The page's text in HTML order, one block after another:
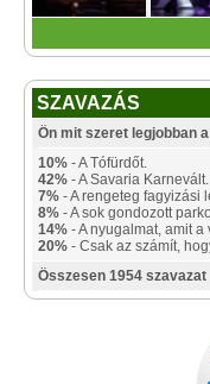
SZAVAZÁS
Ön mit szeret legjobban
10% - A Tófürdőt.
42% - A Savaria Karnevált.
7% - A rengeteg fagyizási
8% - A sok gondozott
14% - A nyugalmat, amit
20% - Csak az számít,
Összesen 1954 szavazat